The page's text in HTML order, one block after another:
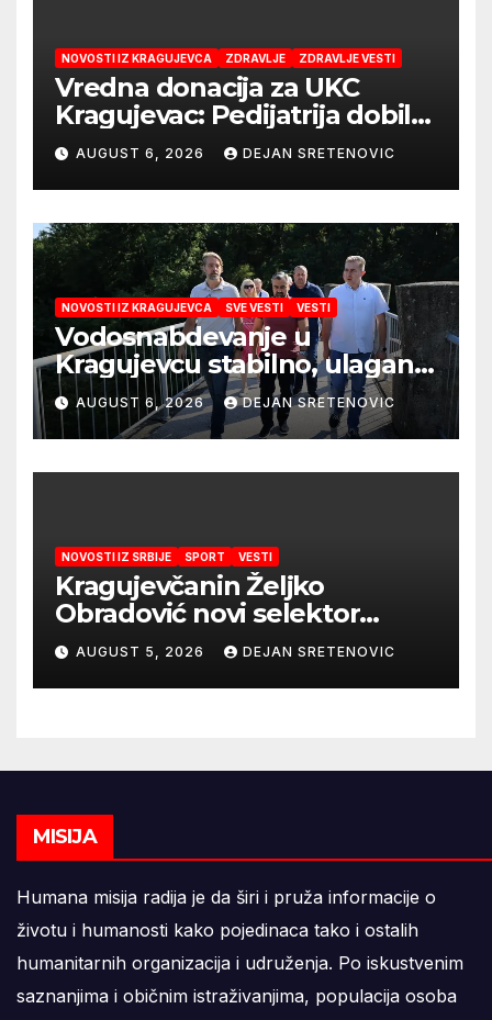
NOVOSTI IZ KRAGUJEVCA ZDRAVLJE ZDRAVLJE VESTI
Vredna donacija za UKC
Kragujevac: Pedijatrija dobila
mobilni rendgen i mikroskop
vredne 9,6 miliona dinara
AUGUST 6, 2026 DEJAN SRETENOVIC
NOVOSTI IZ KRAGUJEVCA SVE VESTI VESTI
Vodosnabdevanje u
Kragujevcu stabilno, ulaganja
obezbedila sigurnije
snabdevanje
AUGUST 6, 2026 DEJAN SRETENOVIC
NOVOSTI IZ SRBIJE SPORT VESTI
Kragujevčanin Željko
Obradović novi selektor
Atletske reprezentacije Srbije
AUGUST 5, 2026 DEJAN SRETENOVIC
MISIJA
Humana misija radija je da širi i pruža informacije o
životu i humanosti kako pojedinaca tako i ostalih
humanitarnih organizacija i udruženja. Po iskustvenim
saznanjima i običnim istraživanjima, populacija osoba